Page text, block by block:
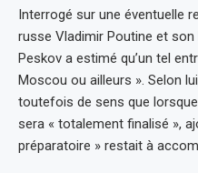
Interrogé sur une éventuelle
russe Vladimir Poutine et
Peskov a estimé qu’un tel
Moscou ou ailleurs ». Selon
toutefois de sens que
sera « totalement finalisé »,
préparatoire » restait à